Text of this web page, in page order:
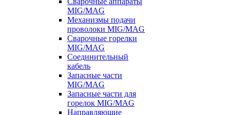
MIG/MAG
Механизмы подачи
проволоки MIG/MAG
Сварочные горелки
MIG/MAG
Соединительный
кабель
Запасные части
MIG/MAG
Запасные части для
горелок MIG/MAG
Направляющие